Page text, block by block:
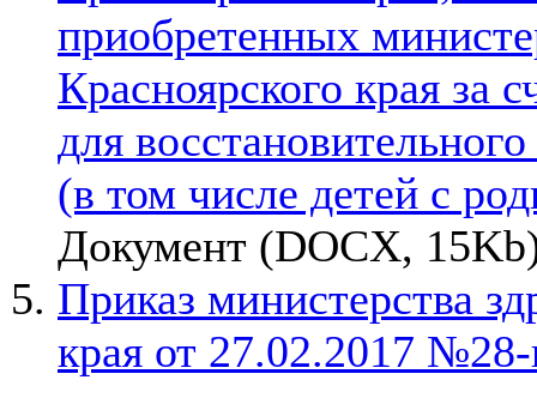
приобретенных
Красноярского края за
для
(в том числе детей с
Документ (DOCX,
Приказ министерства
края от 27.02.2017